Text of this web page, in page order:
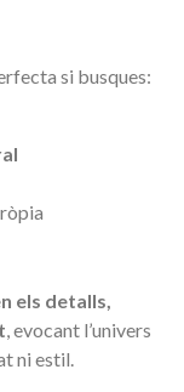
si busques:
els detalls,
, evocant l’univers
ni estil.